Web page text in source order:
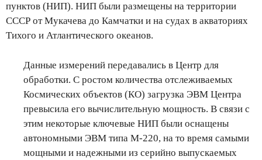
пунктов (НИП). НИП были размещены на территории
СССР от Мукачева до Камчатки и на судах в акваториях
Тихого и Атлантического океанов.
Данные измерений передавались в Центр для
обработки. С ростом количества отслеживаемых
Космических объектов (КО) загрузка ЭВМ Центра
превысила его вычислительную мощность. В связи с
этим некоторые ключевые НИП были оснащены
автономными ЭВМ типа М-220, на то время самыми
мощными и надежными из серийно выпускаемых